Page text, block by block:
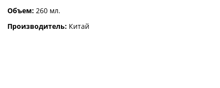
Объем: 260 мл.
Производитель: Китай